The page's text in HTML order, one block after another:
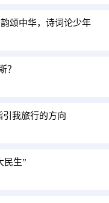
韵颂中华，诗词论少年
？
引我旅行的方向
民生”